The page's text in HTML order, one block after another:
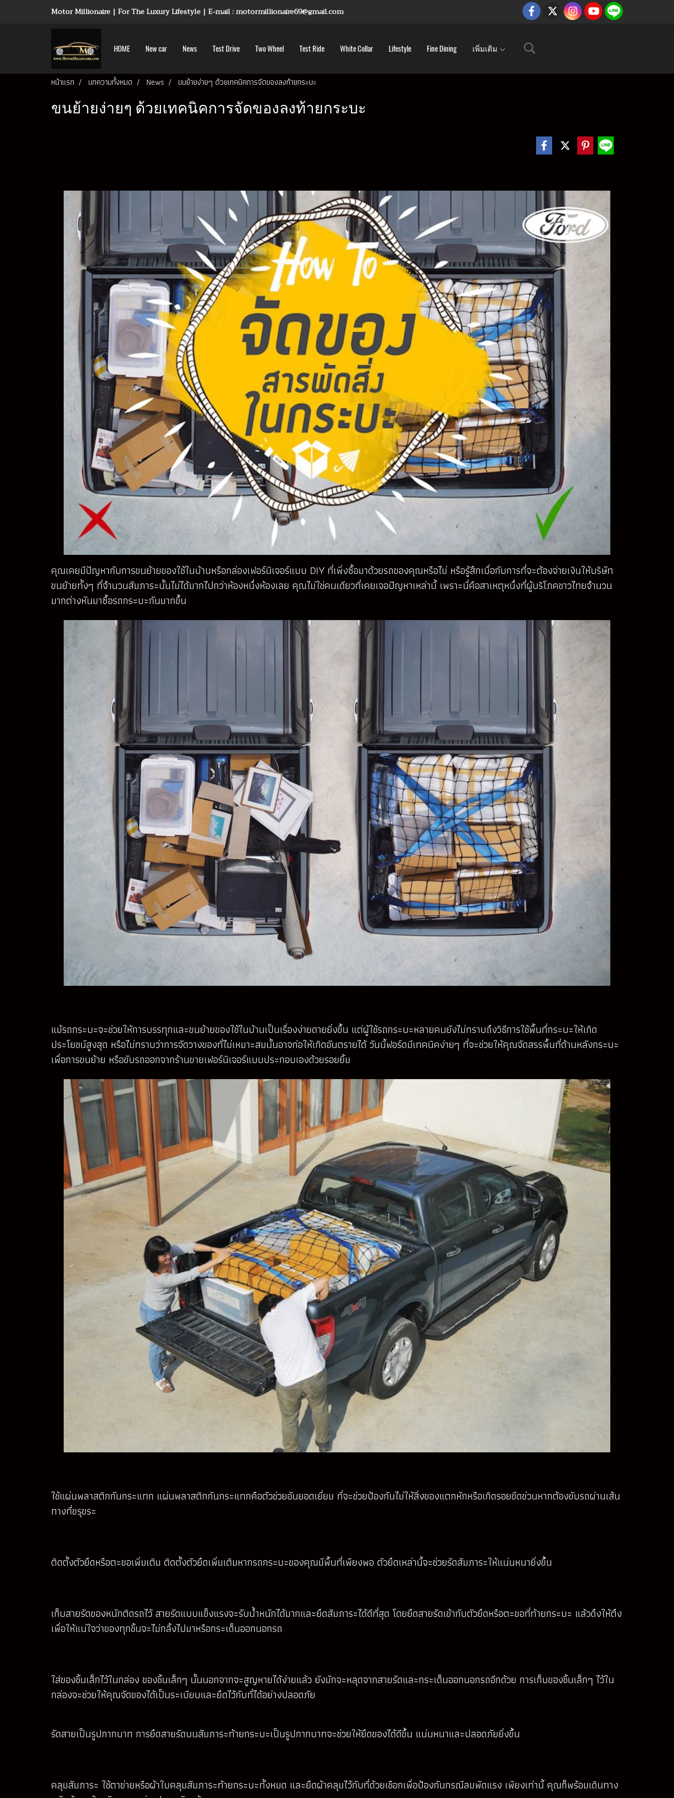
Motor Millionaire | For The Luxury Lifestyle | E-mail : motormillionaire69@gmail.com
HOME New car News Test Drive Two Wheel Test Ride White Collar Lifestyle Fine Dining เพิ่มเติม
หน้าแรก บทความทั้งหมด News ขนย้ายง่ายๆ ด้วยเทคนิคการจัดของลงท้ายกระบะ
ขนย้ายง่ายๆ ด้วยเทคนิคการจัดของลงท้ายกระบะ
คุณเคยมีปัญหากับการขนย้ายของใช้ในบ้านหรือกล่องเฟอร์นิเจอร์แบบ DIY ที่เพิ่งซื้อมาด้วยรถของคุณหรือไม่ หรือรู้สึกเบื่อกับการที่จะต้องจ่ายเงินให้บริษัท
ขนย้ายทั้งๆ ที่จำนวนสัมภาระนั้นไม่ได้มากไปกว่าห้องหนึ่งห้องเลย คุณไม่ใช่คนเดียวที่เคยเจอปัญหาเหล่านี้ เพราะนี่คือสาเหตุหนึ่งที่ผู้บริโภคชาวไทยจำนวน
มากต่างหันมาซื้อรถกระบะกันมากขึ้น
แม้รถกระบะจะช่วยให้การบรรทุกและขนย้ายของใช้ในบ้านเป็นเรื่องง่ายดายยิ่งขึ้น แต่ผู้ใช้รถกระบะหลายคนยังไม่ทราบถึงวิธีการใช้พื้นที่กระบะให้เกิด
ประโยชน์สูงสุด หรือไม่ทราบว่าการจัดวางของที่ไม่เหมาะสมนั้นอาจก่อให้เกิดอันตรายได้ วันนี้ฟอร์ดมีเทคนิคง่ายๆ ที่จะช่วยให้คุณจัดสรรพื้นที่ด้านหลังกระบะ
เพื่อการขนย้าย หรือขับรถออกจากร้านขายเฟอร์นิเจอร์แบบประกอบเองด้วยรอยยิ้ม
ใช้แผ่นพลาสติกกันกระแทก แผ่นพลาสติกกันกระแทกคือตัวช่วยอันยอดเยี่ยม ที่จะช่วยป้องกันไม่ให้สิ่งของแตกหักหรือเกิดรอยขีดข่วนหากต้องขับรถผ่านเส้น
ทางที่ขรุขระ
ติดตั้งตัวยึดหรือตะขอเพิ่มเติม ติดตั้งตัวยึดเพิ่มเติมหากรถกระบะของคุณมีพื้นที่เพียงพอ ตัวยึดเหล่านี้จะช่วยรัดสัมภาระให้แน่นหนายิ่งขึ้น
เก็บสายรัดของหนักติดรถไว้ สายรัดแบบแข็งแรงจะรับน้ำหนักได้มากและยึดสัมภาระได้ดีที่สุด โดยยึดสายรัดเข้ากับตัวยึดหรือตะขอที่ท้ายกระบะ แล้วดึงให้ตึง
เพื่อให้แน่ใจว่าของทุกชิ้นจะไม่กลิ้งไปมาหรือกระเด็นออกนอกรถ
ใส่ของชิ้นเล็กไว้ในกล่อง ของชิ้นเล็กๆ นั้นนอกจากจะสูญหายได้ง่ายแล้ว ยังมักจะหลุดจากสายรัดและกระเด็นออกนอกรถอีกด้วย การเก็บของชิ้นเล็กๆ ไว้ใน
กล่องจะช่วยให้คุณจัดของได้เป็นระเบียบและยึดไว้กับที่ได้อย่างปลอดภัย
รัดสายเป็นรูปกากบาท การยึดสายรัดบนสัมภาระท้ายกระบะเป็นรูปกากบาทจะช่วยให้ยึดของได้ดีขึ้น แน่นหนาและปลอดภัยยิ่งขึ้น
คลุมสัมภาระ ใช้ตาข่ายหรือผ้าใบคลุมสัมภาระท้ายกระบะทั้งหมด และยึดผ้าคลุมไว้กับที่ด้วยเชือกเพื่อป้องกันกรณีลมพัดแรง เพียงเท่านี้ คุณก็พร้อมเดินทาง